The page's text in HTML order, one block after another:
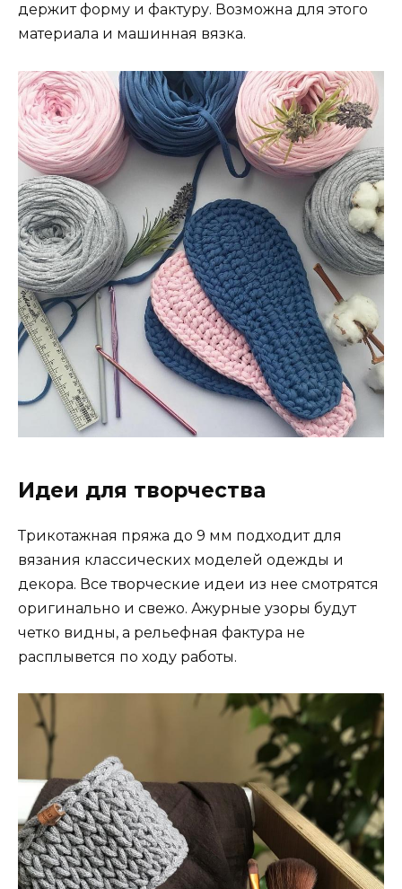
держит форму и фактуру. Возможна для этого
материала и машинная вязка.
Идеи для творчества
Трикотажная пряжа до 9 мм подходит для
вязания классических моделей одежды и
декора. Все творческие идеи из нее смотрятся
оригинально и свежо. Ажурные узоры будут
четко видны, а рельефная фактура не
расплывется по ходу работы.